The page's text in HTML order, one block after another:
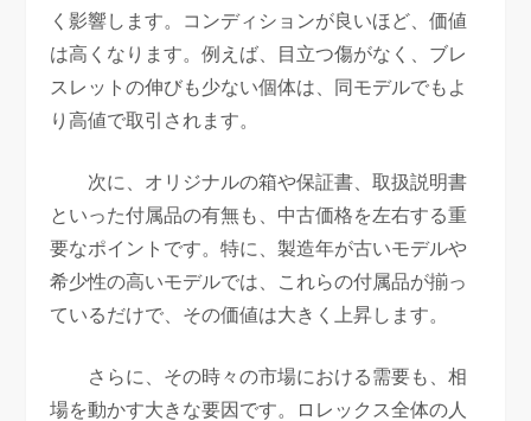
く影響します。コンディションが良いほど、価値
は高くなります。例えば、目立つ傷がなく、ブレ
スレットの伸びも少ない個体は、同モデルでもよ
り高値で取引されます。
次に、オリジナルの箱や保証書、取扱説明書
といった付属品の有無も、中古価格を左右する重
要なポイントです。特に、製造年が古いモデルや
希少性の高いモデルでは、これらの付属品が揃っ
ているだけで、その価値は大きく上昇します。
さらに、その時々の市場における需要も、相
場を動かす大きな要因です。ロレックス全体の人